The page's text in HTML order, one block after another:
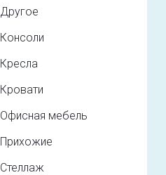
Другое
Консоли
Кресла
Кровати
Офисная мебель
Прихожие
Стеллаж